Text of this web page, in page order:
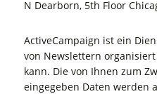
N Dear­born, 5th Flo­or
Active­Cam­paign ist ein
von News­let­tern
kann. Die von Ihnen zum
ein­ge­ge­ben Daten wer­den